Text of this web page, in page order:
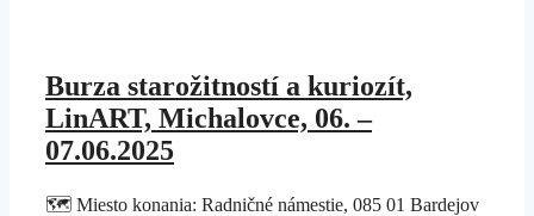
Burza starožitností a kuriozít,
LinART, Michalovce, 06. –
07.06.2025
🗺️ Miesto konania: Radničné námestie, 085 01 Bardejov